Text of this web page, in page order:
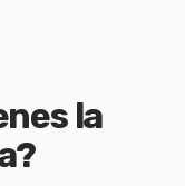
la